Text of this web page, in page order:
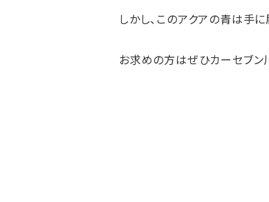
しかし、このアクアの青は手
お求めの方はぜひカーセブン